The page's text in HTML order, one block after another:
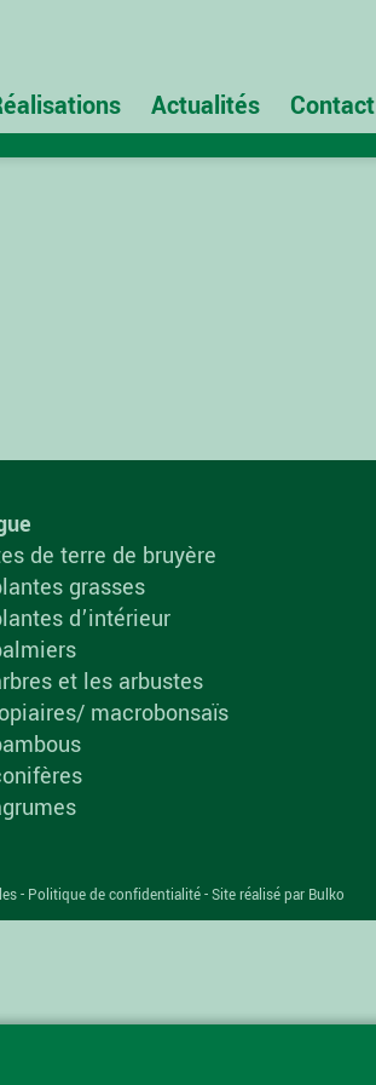
Actualités Contact
de terre de bruyère
grasses
d’intérieur
et les arbustes
macrobonsaïs
- Politique de confidentialité-Site réalisé par Bulko